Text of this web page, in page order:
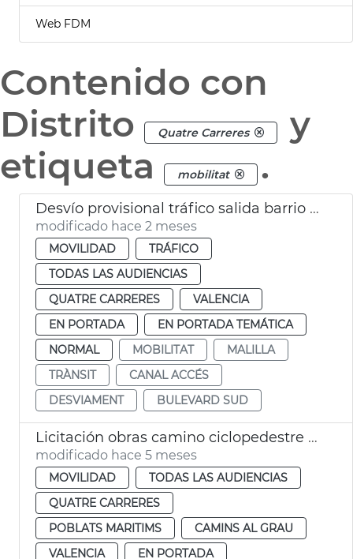
Web FDM
Contenido con
Distrito
Quatre Carreres
y
etiqueta
mobilitat .
Desvío provisional tráfico salida barrio Malilla
modificado hace 2 meses
MOVILIDAD
TRÁFICO
TODAS LAS AUDIENCIAS
QUATRE CARRERES
VALENCIA
EN PORTADA
EN PORTADA TEMÁTICA
NORMAL
MOBILITAT
MALILLA
TRÀNSIT
CANAL ACCÉS
DESVIAMENT
BULEVARD SUD
Licitación obras camino ciclopedestre Jardín Túria València
modificado hace 5 meses
MOVILIDAD
TODAS LAS AUDIENCIAS
QUATRE CARRERES
POBLATS MARITIMS
CAMINS AL GRAU
VALENCIA
EN PORTADA